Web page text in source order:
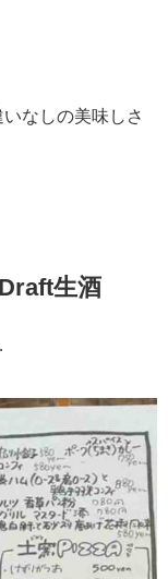
なしの美味しさ
生酒